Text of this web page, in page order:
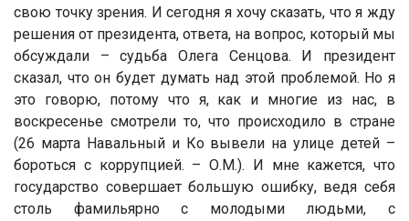
свою точку зрения. И сегодня я хочу сказать, что я жду
решения от президента, ответа, на вопрос, который мы
обсуждали – судьба Олега Сенцова. И президент
сказал, что он будет думать над этой проблемой. Но я
это говорю, потому что я, как и многие из нас, в
воскресенье смотрели то, что происходило в стране
(26 марта Навальный и Ко вывели на улице детей –
бороться с коррупцией. – О.М.). И мне кажется, что
государство совершает большую ошибку, ведя себя
столь фамильярно с молодыми людьми, с